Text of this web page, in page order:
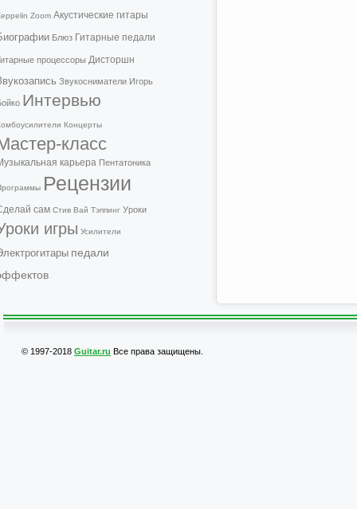
Zoom Акустические гитары
Блюз Гитарные педали
процессоры Дисторшн
Звукосниматели Игорь
Интервью
Концерты
класс
карьера Пентатоника
Рецензии
сам Стив Вай Тэппинг Уроки
игры Усилители
педали
© 1997-2018 Guitar.ru Все права защищены.